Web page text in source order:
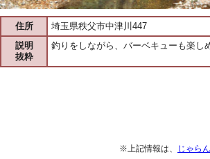
住所
埼玉県秩父市中津川447
説明
抜粋
釣りをしながら、バーベキューも楽し
※上記情報は、 じゃらん